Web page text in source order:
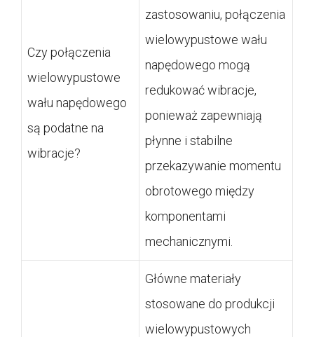
Czy połączenia
wielowypustowe
wału napędowego
są podatne na
wibracje?
zastosowaniu, połączenia
wielowypustowe wału
napędowego mogą
redukować wibracje,
ponieważ zapewniają
płynne i stabilne
przekazywanie momentu
obrotowego między
komponentami
mechanicznymi.
Główne materiały
stosowane do produkcji
wielowypustowych